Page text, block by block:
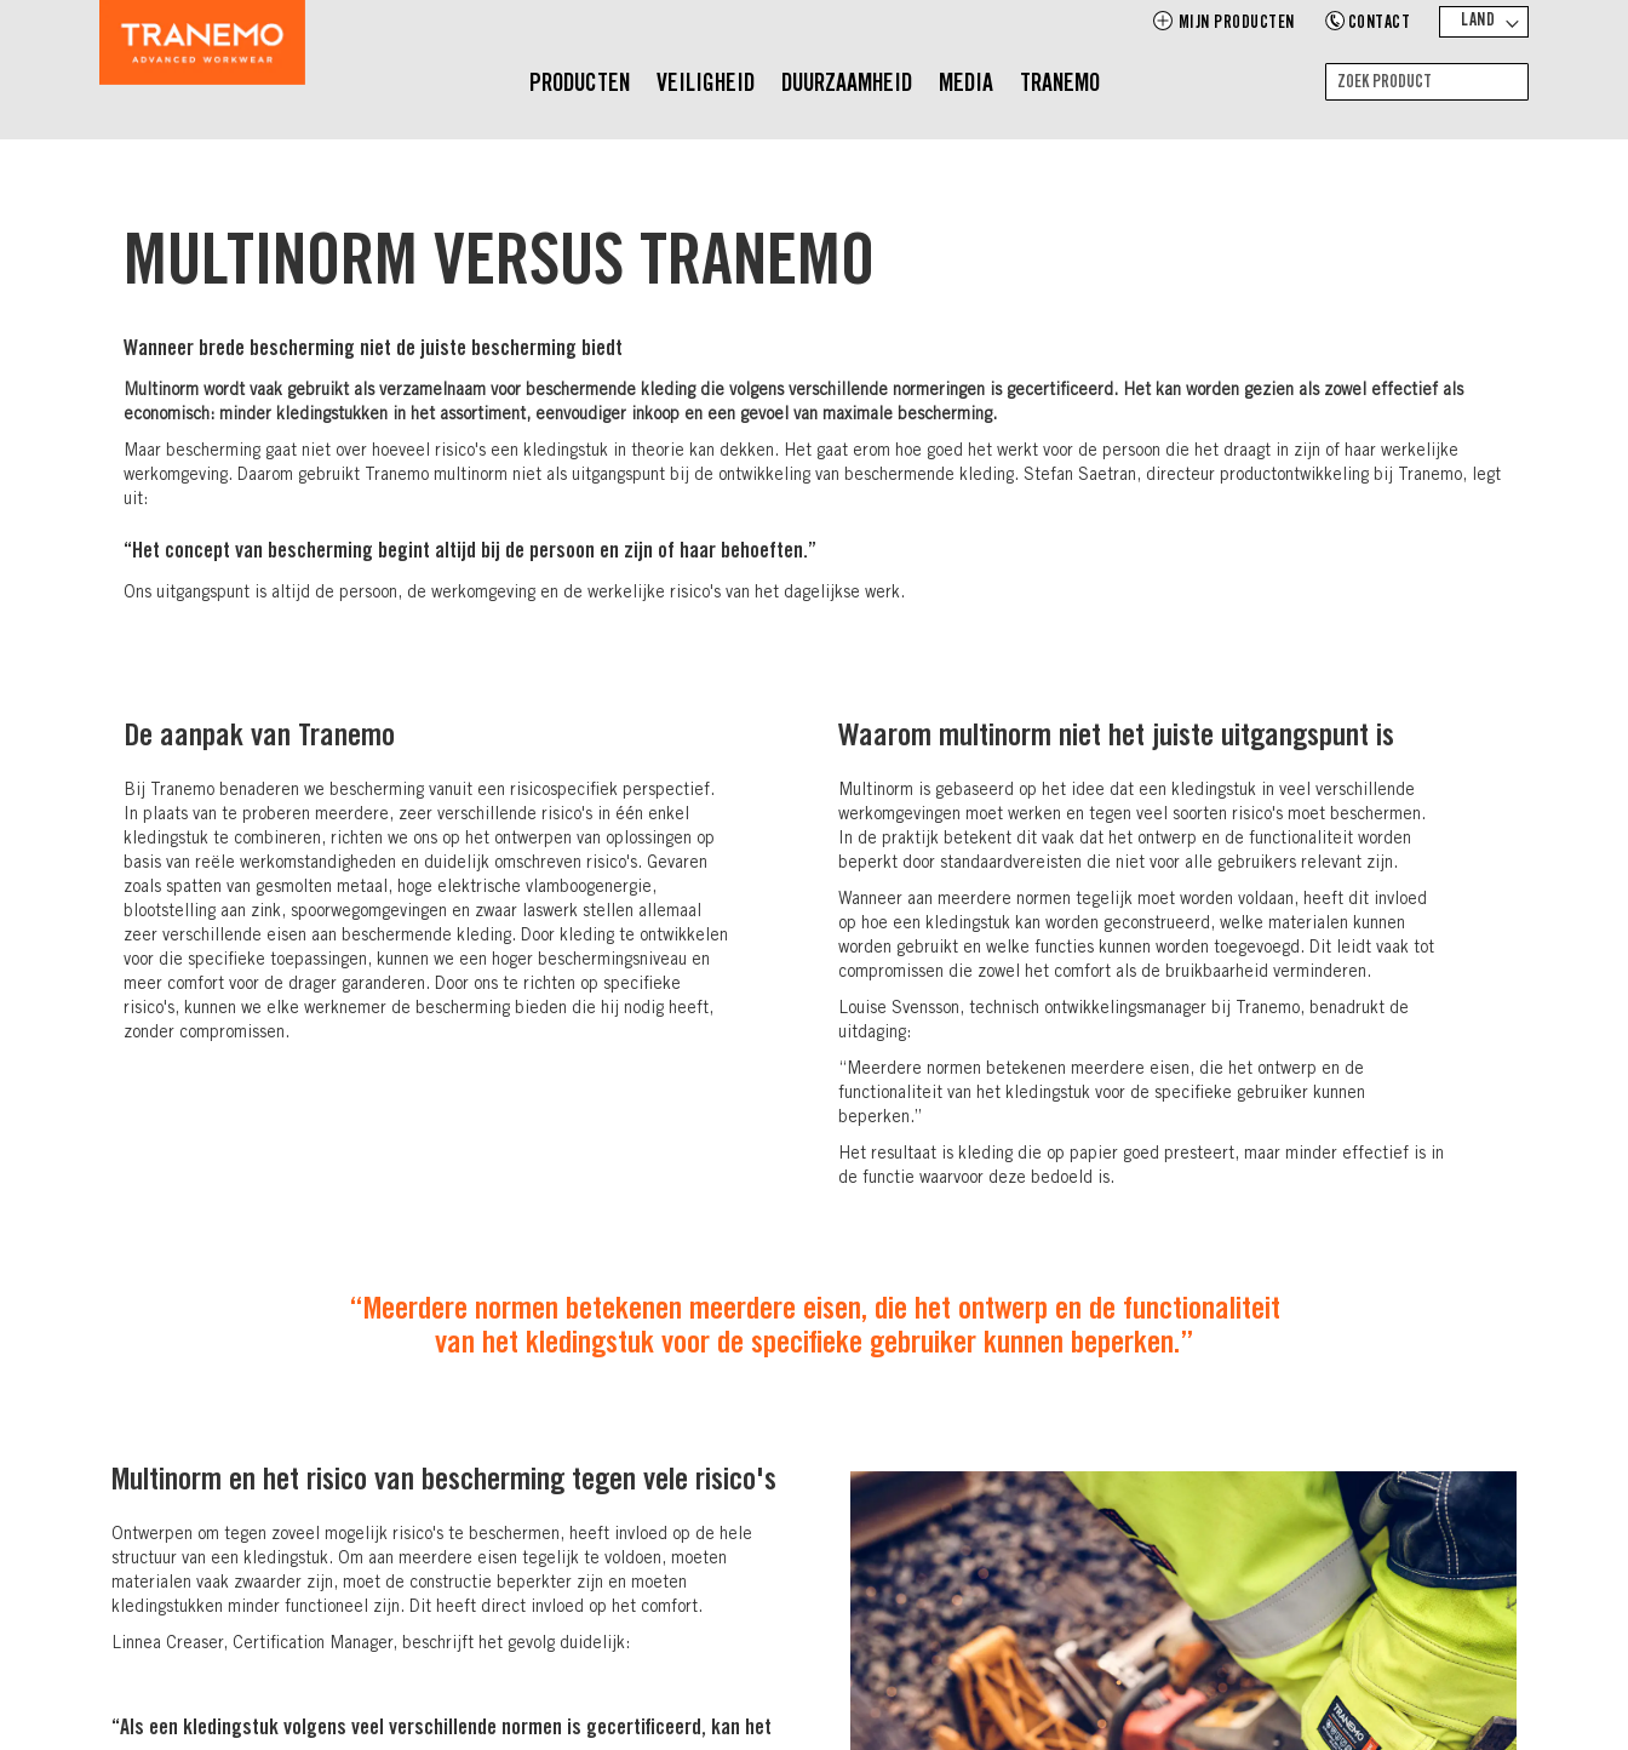
MIJN PRODUCTEN CONTACT LAND
PRODUCTEN VEILIGHEID DUURZAAMHEID MEDIA TRANEMO
MULTINORM VERSUS TRANEMO
Wanneer brede bescherming niet de juiste bescherming biedt
Multinorm wordt vaak gebruikt als verzamelnaam voor beschermende kleding die volgens verschillende normeringen is gecertificeerd. Het kan worden gezien als zowel effectief als
economisch: minder kledingstukken in het assortiment, eenvoudiger inkoop en een gevoel van maximale bescherming.
Maar bescherming gaat niet over hoeveel risico's een kledingstuk in theorie kan dekken. Het gaat erom hoe goed het werkt voor de persoon die het draagt in zijn of haar werkelijke
werkomgeving. Daarom gebruikt Tranemo multinorm niet als uitgangspunt bij de ontwikkeling van beschermende kleding. Stefan Saetran, directeur productontwikkeling bij Tranemo, legt
uit:
“Het concept van bescherming begint altijd bij de persoon en zijn of haar behoeften.”
Ons uitgangspunt is altijd de persoon, de werkomgeving en de werkelijke risico's van het dagelijkse werk.
De aanpak van Tranemo
Bij Tranemo benaderen we bescherming vanuit een risicospecifiek perspectief.
In plaats van te proberen meerdere, zeer verschillende risico's in één enkel
kledingstuk te combineren, richten we ons op het ontwerpen van oplossingen op
basis van reële werkomstandigheden en duidelijk omschreven risico's. Gevaren
zoals spatten van gesmolten metaal, hoge elektrische vlamboogenergie,
blootstelling aan zink, spoorwegomgevingen en zwaar laswerk stellen allemaal
zeer verschillende eisen aan beschermende kleding. Door kleding te ontwikkelen
voor die specifieke toepassingen, kunnen we een hoger beschermingsniveau en
meer comfort voor de drager garanderen. Door ons te richten op specifieke
risico's, kunnen we elke werknemer de bescherming bieden die hij nodig heeft,
zonder compromissen.
Waarom multinorm niet het juiste uitgangspunt is
Multinorm is gebaseerd op het idee dat een kledingstuk in veel verschillende
werkomgevingen moet werken en tegen veel soorten risico's moet beschermen.
In de praktijk betekent dit vaak dat het ontwerp en de functionaliteit worden
beperkt door standaardvereisten die niet voor alle gebruikers relevant zijn.
Wanneer aan meerdere normen tegelijk moet worden voldaan, heeft dit invloed
op hoe een kledingstuk kan worden geconstrueerd, welke materialen kunnen
worden gebruikt en welke functies kunnen worden toegevoegd. Dit leidt vaak tot
compromissen die zowel het comfort als de bruikbaarheid verminderen.
Louise Svensson, technisch ontwikkelingsmanager bij Tranemo, benadrukt de
uitdaging:
“Meerdere normen betekenen meerdere eisen, die het ontwerp en de
functionaliteit van het kledingstuk voor de specifieke gebruiker kunnen
beperken.”
Het resultaat is kleding die op papier goed presteert, maar minder effectief is in
de functie waarvoor deze bedoeld is.
“Meerdere normen betekenen meerdere eisen, die het ontwerp en de functionaliteit
van het kledingstuk voor de specifieke gebruiker kunnen beperken.”
Multinorm en het risico van bescherming tegen vele risico's
Ontwerpen om tegen zoveel mogelijk risico's te beschermen, heeft invloed op de hele
structuur van een kledingstuk. Om aan meerdere eisen tegelijk te voldoen, moeten
materialen vaak zwaarder zijn, moet de constructie beperkter zijn en moeten
kledingstukken minder functioneel zijn. Dit heeft direct invloed op het comfort.
Linnea Creaser, Certification Manager, beschrijft het gevolg duidelijk:
“Als een kledingstuk volgens veel verschillende normen is gecertificeerd, kan het